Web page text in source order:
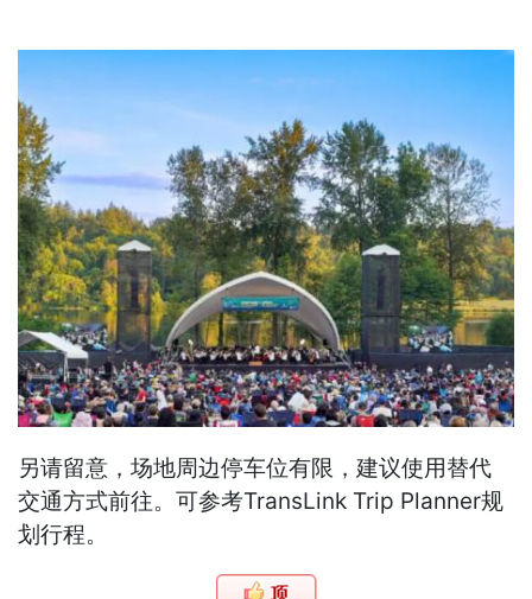
另请留意，场地周边停车位有限，建议使用替代
交通方式前往。可参考TransLink Trip Planner规
划行程。